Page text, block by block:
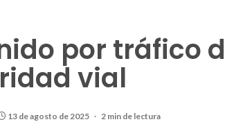
por tráfico
vial
13 de agosto de 2025 2 min de lectura